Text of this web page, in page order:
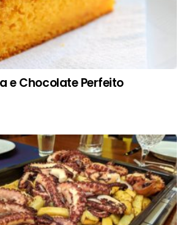
e Chocolate Perfeito